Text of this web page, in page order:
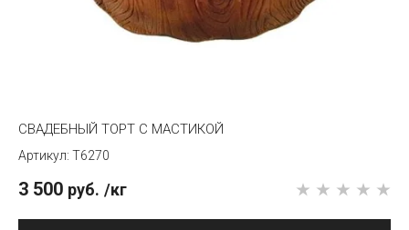
СВАДЕБНЫЙ ТОРТ С МАСТИКОЙ
T6270
3 500 руб. /кг